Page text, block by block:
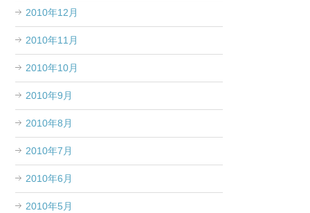
2010年12月
2010年11月
2010年10月
2010年9月
2010年8月
2010年7月
2010年6月
2010年5月